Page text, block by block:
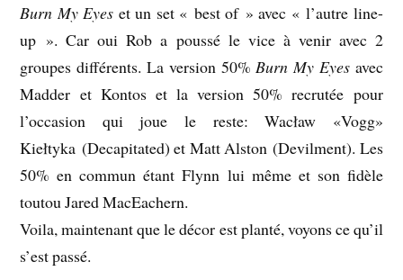
Burn My Eyes et un set « best of » avec « l’autre line-
up ». Car oui Rob a poussé le vice à venir avec 2
groupes différents. La version 50% Burn My Eyesavec
Madder et Kontos et la version 50% recrutée pour
l’occasion qui joue le reste: Wacław «Vogg»
Kiełtyka (Decapitated) et Matt Alston (Devilment). Les
50% en commun étant Flynn lui même et son fidèle
toutou Jared MacEachern.
Voila, maintenant que le décor est planté, voyons ce qu’il
s’est passé.